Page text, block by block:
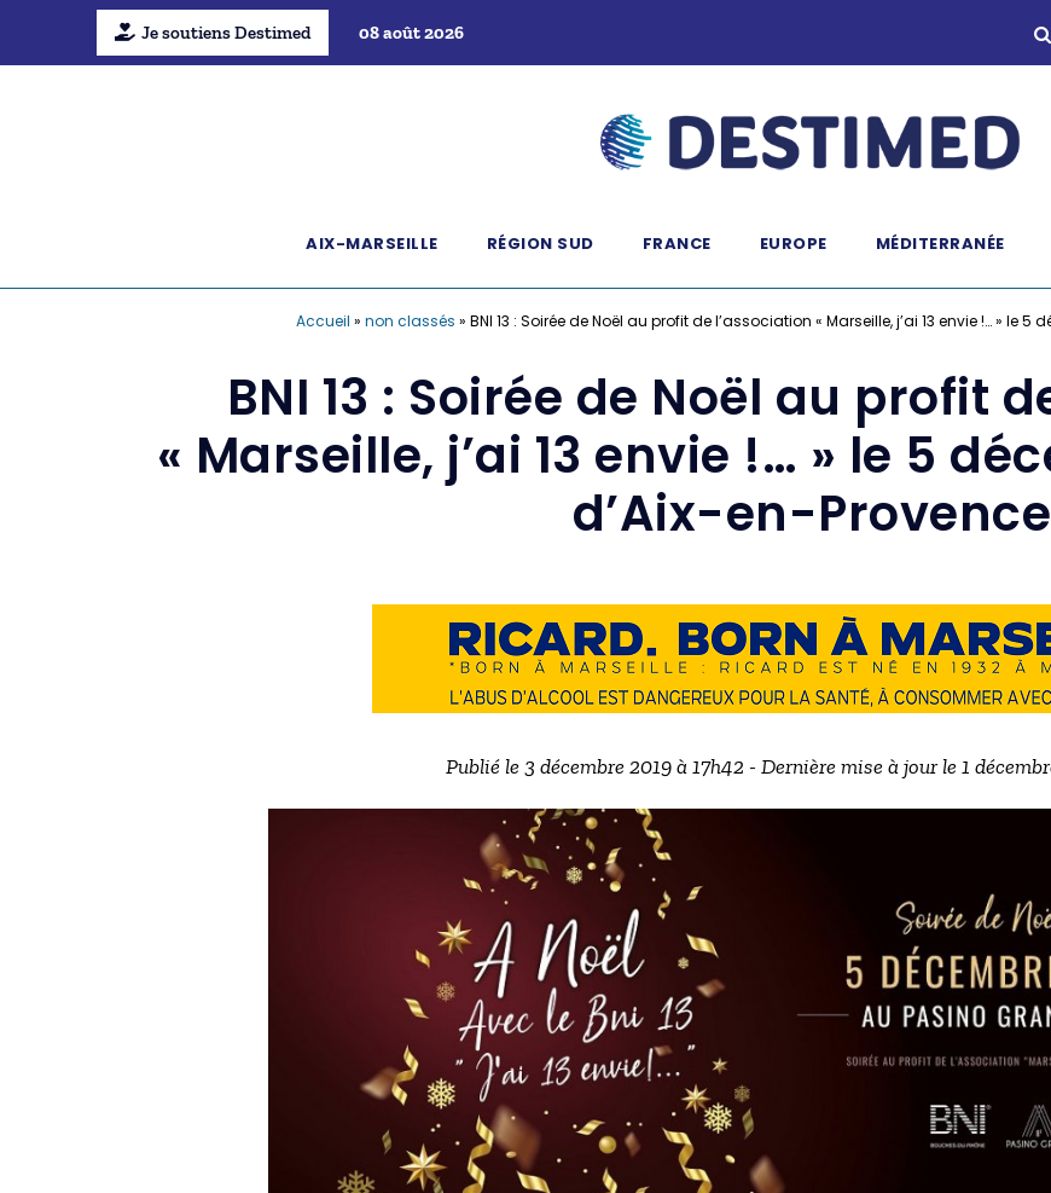
Je soutiens Destimed 08 août 2026
AIX-MARSEILLE RÉGION SUD FRANCE EUROPE MÉDITERRANÉE
Accueil » non classés » BNI 13 : Soirée de Noël au profit de l’association « Marseille, j’ai 13 envie !… » le
BNI 13 : Soirée de Noël au profit
« Marseille, j’ai 13 envie !… » le 5
d’Aix-en-Provence
Publié le 3 décembre 2019 à 17h42 - Dernière mise à jour le 1